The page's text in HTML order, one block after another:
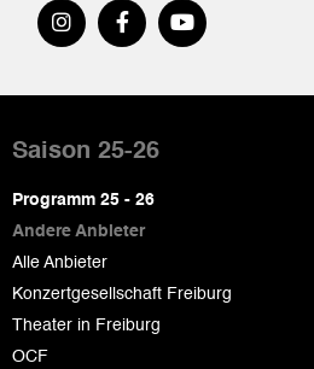
de
page
Saison 25-26
Programm 25 - 26
Andere Anbieter
Alle Anbieter
Konzertgesellschaft Freiburg
Theater in Freiburg
OCF